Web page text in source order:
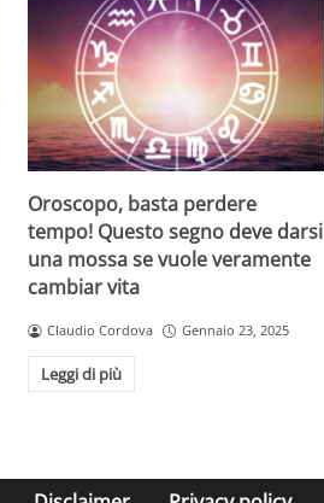
Oroscopo, basta perdere
tempo! Questo segno deve darsi
una mossa se vuole veramente
cambiar vita
Claudio Cordova Gennaio 23, 2025
Leggi di più